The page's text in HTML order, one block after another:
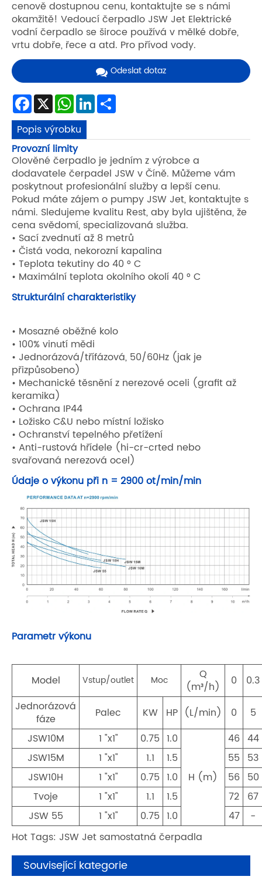
cenově dostupnou cenu, kontaktujte se s námi
okamžitě! Vedoucí čerpadlo JSW Jet Elektrické
vodní čerpadlo se široce používá v mělké dobře,
vrtu dobře, řece a atd. Pro přívod vody.
Odeslat dotaz
Facebook
X WhatsApp
LinkedIn
Popis výrobku
Provozní limity
Olověné čerpadlo je jedním z výrobce a
dodavatele čerpadel JSW v Číně. Můžeme vám
poskytnout profesionální služby a lepší cenu.
Pokud máte zájem o pumpy JSW Jet, kontaktujte s
námi. Sledujeme kvalitu Rest, aby byla ujištěna, že
cena svědomí, specializovaná služba.
• Sací zvednutí až 8 metrů
• Čistá voda, nekorozní kapalina
• Teplota tekutiny do 40 ° C
• Maximální teplota okolního okolí 40 ° C
Strukturální charakteristiky
• Mosazné oběžné kolo
• 100% vinutí mědi
• Jednorázová/třífázová, 50/60Hz (jak je
přizpůsobeno)
• Mechanické těsnění z nerezové oceli (grafit až
keramika)
• Ochrana IP44
• Ložisko C&U nebo místní ložisko
• Ochranství tepelného přetížení
• Anti-rustová hřídele (hi-cr-crted nebo
svařovaná nerezová ocel)
Údaje o výkonu při n = 2900 ot/min/min
Parametr výkonu
Model Vstup/outlet Moc
Q
(m³/h)
0
0.3
Jednorázová
fáze
Palec KW HP (L/min) 0
5
JSW10M
1 "x1" 0.75 1.0
H (m)
46 44
JSW15M
1 "x1" 1.1 1.5 55 53
JSW10H
1 "x1" 0.75 1.0 56 50
Tvoje
1 "x1" 1.1 1.5 72 67
JSW 55
1 "x1" 0.75 1.0 47
-
Hot Tags: JSW Jet samostatná čerpadla
Související kategorie